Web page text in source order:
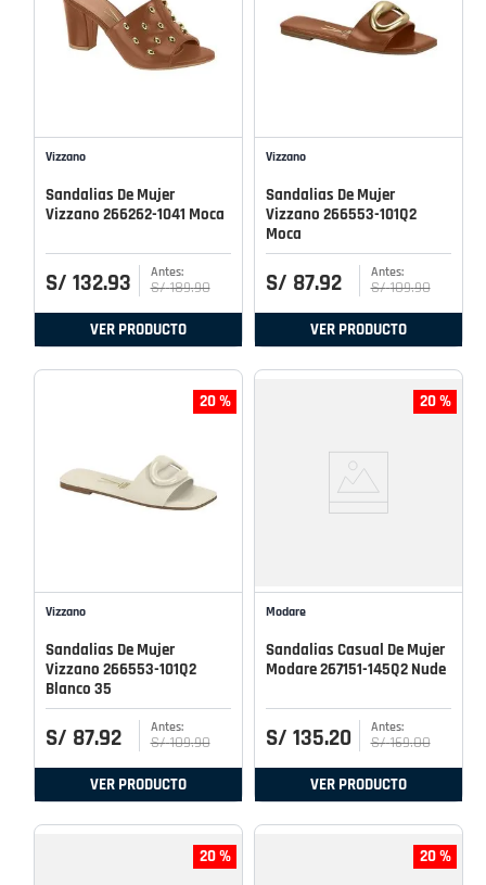
Vizzano
Sandalias De Mujer
Vizzano 266262-1041 Moca
S/ 132.93 S/ 189.90
VER PRODUCTO
Vizzano
Sandalias De Mujer
Vizzano 266553-101Q2
Moca
S/ 87.92 S/ 109.90
VER PRODUCTO
20 %
Vizzano
Sandalias De Mujer
Vizzano 266553-101Q2
Blanco 35
S/ 87.92 S/ 109.90
VER PRODUCTO
20 %
Modare
Sandalias Casual De Mujer
Modare 267151-145Q2 Nude
S/ 135.20 S/ 169.00
VER PRODUCTO
20 % 20 %